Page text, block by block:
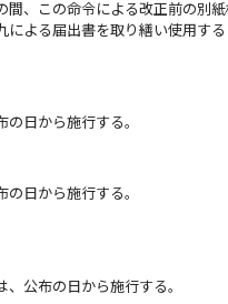
間、この命令による改正前の別
による届出書を取り繕い使用す
の日から施行する。
の日から施行する。
、公布の日から施行する。